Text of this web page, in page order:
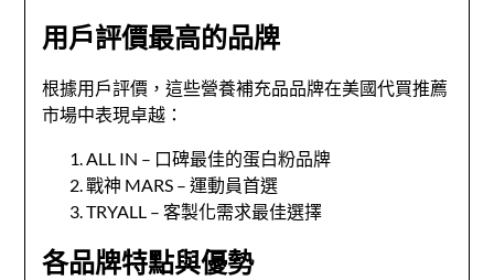
用戶評價最高的品牌
根據用戶評價，這些營養補充品品牌在美國代買推薦
市場中表現卓越：
ALL IN – 口碑最佳的蛋白粉品牌
戰神 MARS – 運動員首選
TRYALL – 客製化需求最佳選擇
各品牌特點與優勢